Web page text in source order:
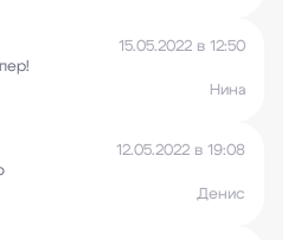
15.05.2022 в 12:50
Нина
12.05.2022 в 19:08
Денис